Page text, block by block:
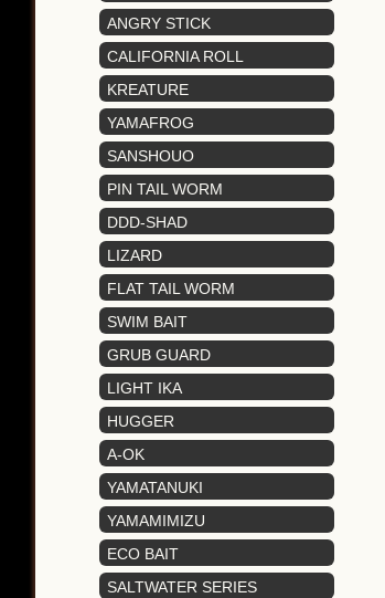
ディッシュワーム
ANGRY STICK
アングリースティック
CALIFORNIA ROLL
カリフォルニアロール
KREATURE
クリーチャー
YAMAFROG
ヤマフロッグ
SANSHOUO
サンショウウオ
PIN TAIL WORM
ピンテールワーム
DDD-SHAD
トリプルディーシャッド
LIZARD
リザード
FLAT TAIL WORM
フラットテールワーム
SWIM BAIT
スイムベイト
GRUB GUARD
グラブガード
LIGHT IKA
ライトイカ
HUGGER
ハガー
A-OK
エーオーケー
YAMATANUKI
ヤマタヌキ
YAMAMIMIZU
ヤマミミズ
ECO BAIT
エコベイト
SALTWATER SERIES